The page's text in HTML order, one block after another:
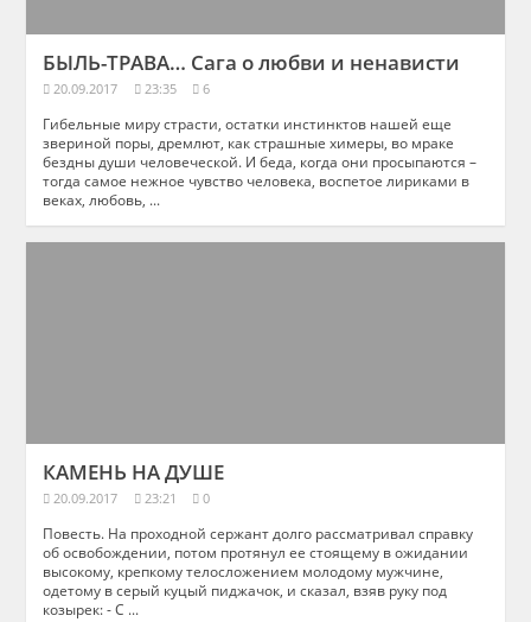
БЫЛЬ-ТРАВА… Сага о любви и ненависти
20.09.2017 23:35 6
Гибельные миру страсти, остатки инстинктов нашей еще
звериной поры, дремлют, как страшные химеры, во мраке
бездны души человеческой. И беда, когда они просыпаются –
тогда самое нежное чувство человека, воспетое лириками в
веках, любовь, ...
КАМЕНЬ НА ДУШЕ
20.09.2017 23:21 0
Повесть. На проходной сержант долго рассматривал справку
об освобождении, потом протянул ее стоящему в ожидании
высокому, крепкому телосложением молодому мужчине,
одетому в серый куцый пиджачок, и сказал, взяв руку под
козырек: - С ...